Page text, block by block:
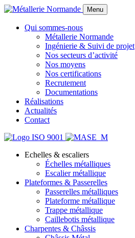
Menu
Qui sommes-nous
Métallerie Normande
Ingénierie & Suivi de projet
Nos secteurs d’activité
Nos moyens
Nos certifications
Recrutement
Documentations
Réalisations
Actualités
Contact
Echelles & escaliers
Échelles métalliques
Escalier métallique
Plateformes & Passerelles
Passerelles métalliques
Plateforme métallique
Trappe métallique
Caillebotis métallique
Charpentes & Châssis